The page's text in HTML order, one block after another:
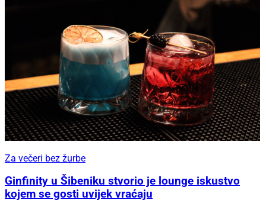
Za večeri bez žurbe
Ginfinity u Šibeniku stvorio je lounge iskustvo
kojem se gosti uvijek vraćaju